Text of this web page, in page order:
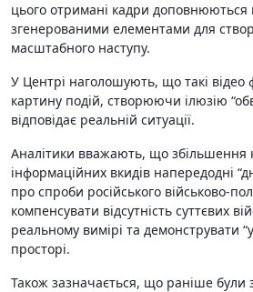
цього отримані кадри
згенерованими елементами для
масштабного наступу.
У Центрі наголошують, що такі
картину подій, створюючи ілюзію
відповідає реальній ситуації.
Аналітики вважають, що збільшення
інформаційних вкидів напередодні
про спроби російського військово-
компенсувати відсутність суттєвих
реальному вимірі та демонструвати
просторі.
Також зазначається, що раніше були